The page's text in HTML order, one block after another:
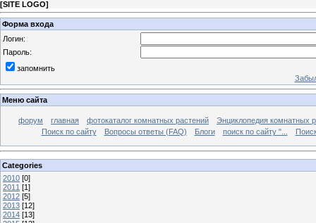
[SITE LOGO]
Форма входа
Логин:
Пароль:
запомнить
Меню сайта
форум главная фотокаталог комнатных растений
Энциклопедия комнатных
Поиск по сайту
Вопросы ответы (FAQ) Блоги поиск по сайту "...
Categories
2010 [0]
2011 [1]
2012 [5]
2013 [12]
2014 [13]